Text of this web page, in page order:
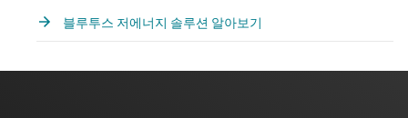
블루투스 저에너지 솔루션 알아보기